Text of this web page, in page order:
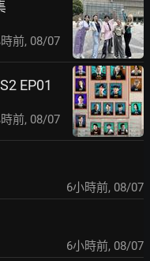
前, 08/07
EP01
前, 08/07
6小時前, 08/07
6小時前, 08/07